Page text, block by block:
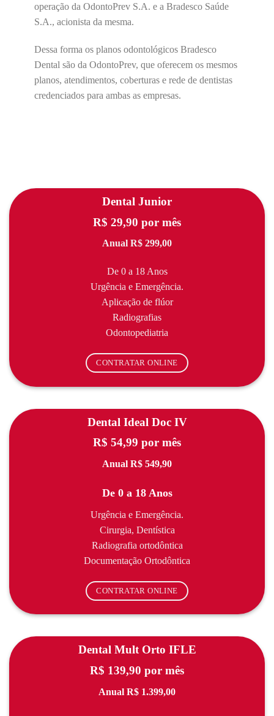
operação da OdontoPrev S.A. e a Bradesco Saúde
S.A., acionista da mesma.
Dessa forma os planos odontológicos Bradesco
Dental são da OdontoPrev, que oferecem os mesmos
planos, atendimentos, coberturas e rede de dentistas
credenciados para ambas as empresas.
Dental Junior
R$ 29,90 por mês
Anual R$ 299,00
De 0 a 18 Anos
Urgência e Emergência.
Aplicação de flúor
Radiografias
Odontopediatria
CONTRATAR ONLINE
Dental Ideal Doc IV
R$ 54,99 por mês
Anual R$ 549,90
De 0 a 18 Anos
Urgência e Emergência.
Cirurgia, Dentística
Radiografia ortodôntica
Documentação Ortodôntica
CONTRATAR ONLINE
Dental Mult Orto IFLE
R$ 139,90 por mês
Anual R$ 1.399,00